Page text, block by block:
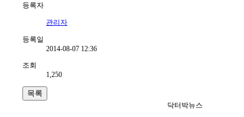
등록자
관리자
등록일
2014-08-07 12:36
조회
1,250
목록
닥터박뉴스